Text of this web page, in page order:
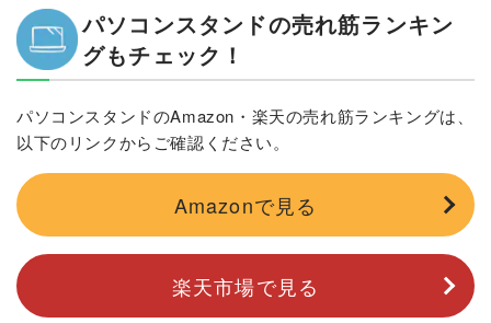
パソコンスタンドの売れ筋ランキン
グもチェック！
パソコンスタンドのAmazon・楽天の売れ筋ランキングは、
以下のリンクからご確認ください。
Amazonで見る
楽天市場で見る